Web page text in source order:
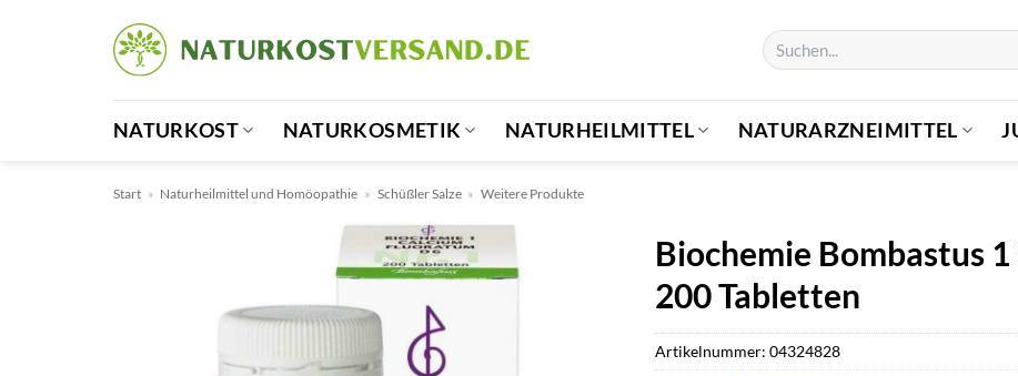
Suchen
nach:
NATURKOST NATURKOSMETIK NATURHEILMITTEL NATURARZNEIMITTEL
Start » Naturheilmittel und Homöopathie » Schüßler Salze » Weitere Produkte
Biochemie Bombastus
200 Tabletten
Artikelnummer: 04324828